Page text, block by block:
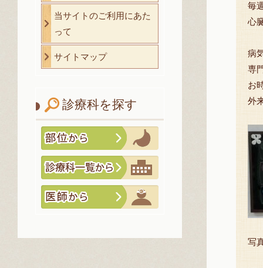
当サイトのご利用にあた
って
サイトマップ
診療科を探す
毎
心
病
専
お
外
写